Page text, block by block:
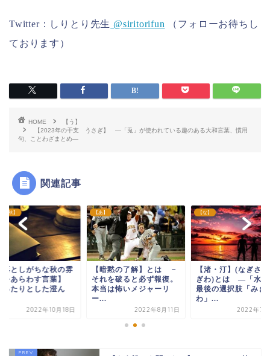
Twitter：しりとり先生 @siritorifun （フォローお待ちし
ております）
HOME
【う】
【2023年の干支 うさぎ】 ―「兎」が使われている趣のある大和言葉、慣用
句、ことわざまとめ―
関連記事
黙の了解】とは －
を破ると必ず報復。
は怖いメジャーリ
2022年8月11日
【な】
【渚・汀】(なぎさ・み
ぎわ)とは ―「水際」
最後の選択肢「みぎ
わ」...
2022年7月28日
【季節ー秋】
【見落としがちな秋
囲気をあらわす言
―ゆったりとした澄
だ...
2022年10